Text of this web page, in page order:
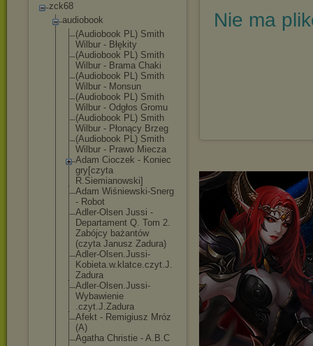
zck68
audiobook
(Audiobook PL) Smith
Wilbur - Błękity
(Audiobook PL) Smith
Wilbur - Brama Chaki
(Audiobook PL) Smith
Wilbur - Monsun
(Audiobook PL) Smith
Wilbur - Odgłos Gromu
(Audiobook PL) Smith
Wilbur - Płonący Brzeg
(Audiobook PL) Smith
Wilbur - Prawo Miecza
Adam Cioczek - Koniec
gry[czyta
R.Siemianowski]
Adam Wiśniewski-Snerg
- Robot
Adler-Olsen Jussi -
Departament Q. Tom 2.
Zabójcy bażantów
(czyta Janusz Zadura)
Adler-Olsen.Jussi-
Kobieta.w. klatce.czyt.J.
Zadura
Adler-Olsen.Jussi-
Wybawienie
.czyt.J.Zadura
Afekt - Remigiusz Mróz
(A)
Agatha Christie - A.B.C
Nie ma